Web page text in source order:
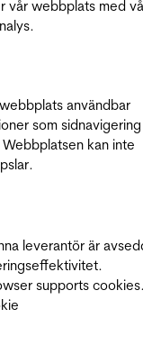
vår webbplats med
användbar
som
kan inte
leverantör är
supports